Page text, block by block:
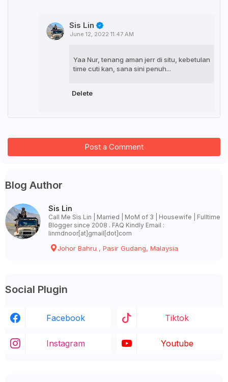
Sis Lin
June 12, 2022 11:47 AM
Yaa Nur, tenang aman jerr di situ, kebetulan
time cuti kan, sana sini penuh...
Delete
Post a Comment
Blog Author
Sis Lin
Call Me Sis Lin | Married | MoM of 3 | Housewife | Fulltime
Blogger since 2008 . FAQ Kindly Email :
linmdnoor[at]gmail[dot]com
Johor Bahru , Pasir Gudang, Malaysia
Social Plugin
Facebook Tiktok
Instagram Youtube